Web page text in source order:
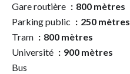
Gare routière
800 mètres
Parking public
250 mètres
Tram
800 mètres
Université
900 mètres
Bus